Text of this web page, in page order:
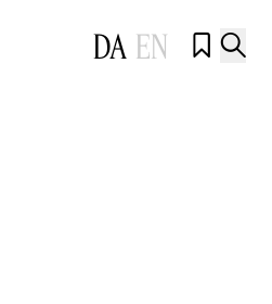
DA EN  